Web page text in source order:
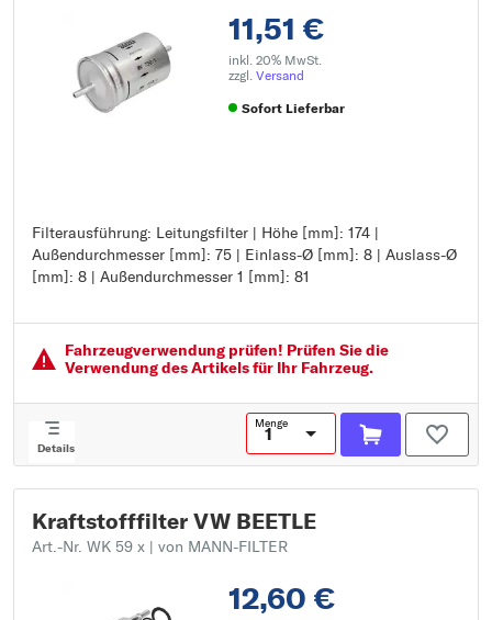
11,51 €
inkl. 20% MwSt.
zzgl. Versand
Sofort Lieferbar
Filterausführung: Leitungsfilter | Höhe [mm]: 174 |
Außendurchmesser [mm]: 75 | Einlass-Ø [mm]: 8 | Auslass-Ø
[mm]: 8 | Außendurchmesser 1 [mm]: 81
Filterausführung: Leitungsfilter
Höhe [mm]: 174
Außendurchmesser [mm]: 75
Auslass-Ø [mm]: 8
Außendurchmesser 1 [mm]: 81
Fahrzeugver­wendung prüfen! Prüfen Sie die
Verwendung des Artikels für Ihr Fahrzeug.
Details
Menge
Kraftstofffilter VW BEETLE
Art.-Nr. WK 59 x | von MANN-FILTER
12,60 €